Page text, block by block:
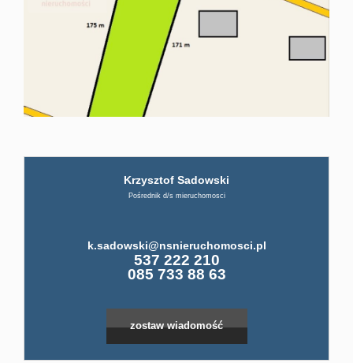
Krzysztof Sadowski
Pośrednik d/s mieruchomosci
k.sadowski@nsnieruchomosci.pl
537 222 210
085 733 88 63
zostaw wiadomość